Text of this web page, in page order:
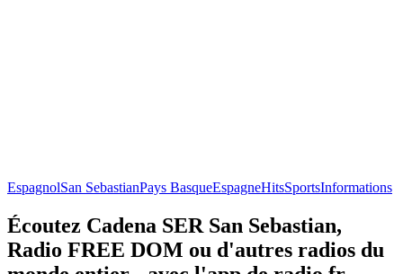
EspagnolSan SebastianPays BasqueEspagneHitsSportsInformations
Écoutez Cadena SER San Sebastian,
Radio FREE DOM ou d'autres radios du